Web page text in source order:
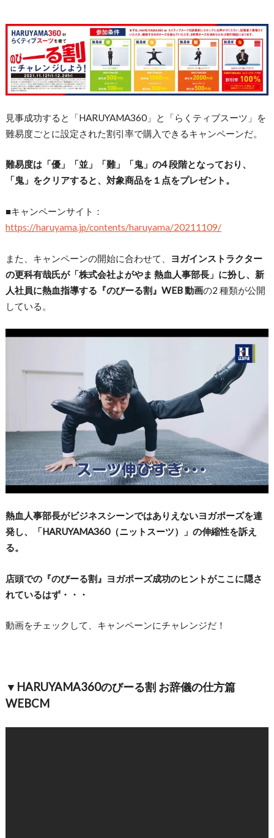
見事成功すると「HARUYAMA360」と「らくティブスーツ」を
難易度ごとに設定された割引率で購入できるキャンペーンだ。
難易度は「優」「並」「難」「鬼」の4 段階となっており、
「鬼」をクリアすると、対象商品を１点をプレゼント。
■キャンペーンサイト：
https://haruyama.jp/contents/haruyama/20211109/
また、キャンペーンの開始に合わせて、
ヨガインストラクター
の更科有哉氏が「株式会社よがやま 熱血人事部長」に扮し、新
人社員に熱血指導する『のびーる割』WEB 動画の2 種類が公開
している。
熱血人事部長がビジネスシーンではありえないヨガポーズを連
発し、「HARUYAMA360（ニットスーツ）」の伸縮性を訴え
る。
店頭での『のびーる割』ヨガポーズ成功のヒントがここに隠さ
れているはず・・・
動画をチェックして、キャンペーンにチャレンジだ！
▼HARUYAMA360のびーる割 お辞儀の仕方篇
WEBCM